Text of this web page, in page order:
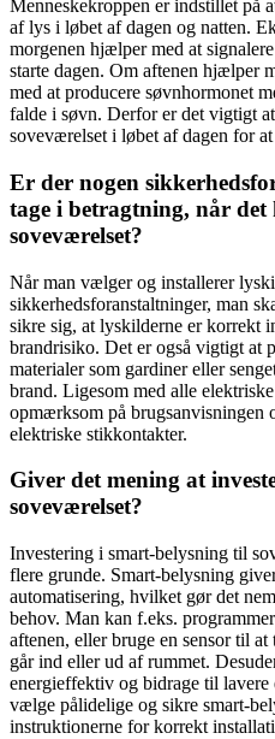
Menneskekroppen er indstillet på
af lys i løbet af dagen og natten.
morgenen hjælper med at
starte dagen. Om aftenen hjælper
med at producere søvnhormonet
falde i søvn. Derfor er det vigtigt
soveværelset i løbet af dagen for
Er der nogen
tage i betragtning, når
soveværelset?
Når man vælger og installerer
sikkerhedsforanstaltninger, man
sikre sig, at lyskilderne er korrekt
brandrisiko. Det er også vigtigt at
materialer som gardiner eller
brand. Ligesom med alle
opmærksom på brugsanvisningen
elektriske stikkontakter.
Giver det mening at
soveværelset?
Investering i smart-belysning til
flere grunde. Smart-belysning
automatisering, hvilket gør det
behov. Man kan f.eks.
aftenen, eller bruge en sensor til
går ind eller ud af rummet.
energieffektiv og bidrage til
vælge pålidelige og sikre smart-
instruktionerne for korrekt